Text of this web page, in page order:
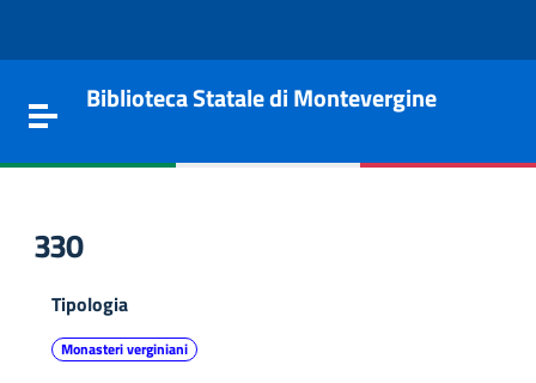
Toggle navigation
Biblioteca Statale di Montevergine
330
Tipologia
Monasteri verginiani